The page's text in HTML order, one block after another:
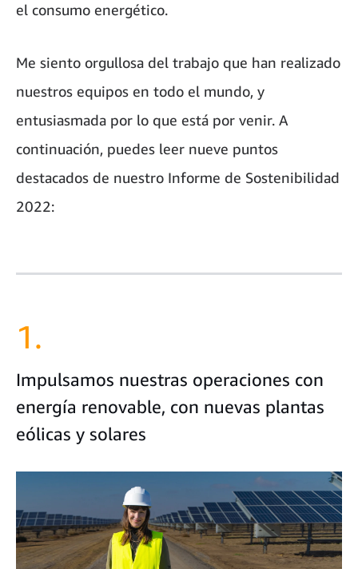
el consumo energético.
Me siento orgullosa del trabajo que han realizado
nuestros equipos en todo el mundo, y
entusiasmada por lo que está por venir. A
continuación, puedes leer nueve puntos
destacados de nuestro Informe de Sostenibilidad
2022:
1.
Impulsamos nuestras operaciones con
energía renovable, con nuevas plantas
eólicas y solares